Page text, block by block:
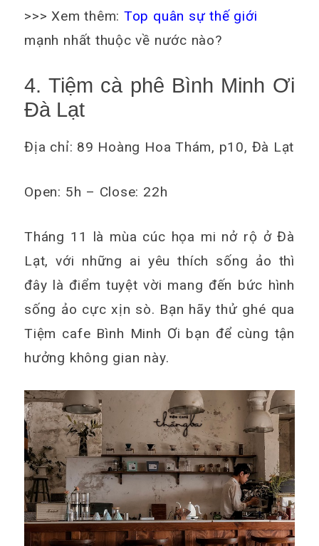
>>> Xem thêm: Top quân sự thế giới
mạnh nhất thuộc về nước nào?
4. Tiệm cà phê Bình Minh Ơi
Đà Lạt
Địa chỉ: 89 Hoàng Hoa Thám, p10, Đà Lạt
Open: 5h – Close: 22h
Tháng 11 là mùa cúc họa mi nở rộ ở Đà
Lạt, với những ai yêu thích sống ảo thì
đây là điểm tuyệt vời mang đến bức hình
sống ảo cực xịn sò. Bạn hãy thử ghé qua
Tiệm cafe Bình Minh Ơi bạn để cùng tận
hưởng không gian này.